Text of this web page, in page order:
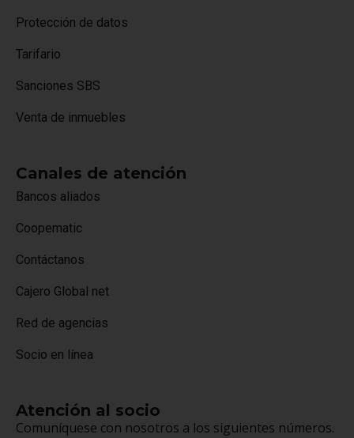
Protección de datos
Tarifario
Sanciones SBS
Venta de inmuebles
Canales de atención
Bancos aliados
Coopematic
Contáctanos
Cajero Global net
Red de agencias
Socio en línea
Atención al socio
Comuníquese con nosotros a los siguientes números.